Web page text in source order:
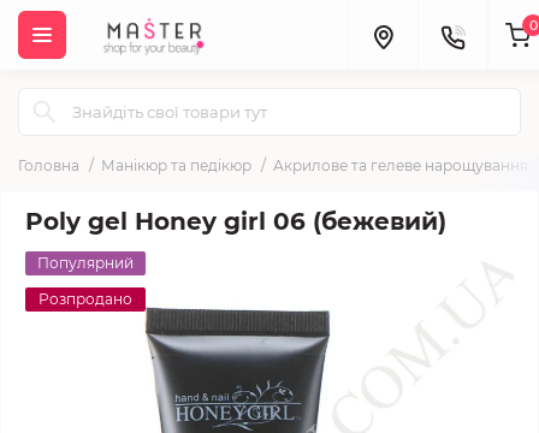
0
Головна Манікюр та педікюр Акрилове та гелеве нарощування
Poly gel Honey girl 06 (бежевий)
Популярний
Розпродано